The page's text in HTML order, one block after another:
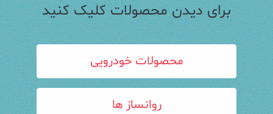
برای دیدن محصولات کلیک کنید
محصولات خودرویی
روانساز ها